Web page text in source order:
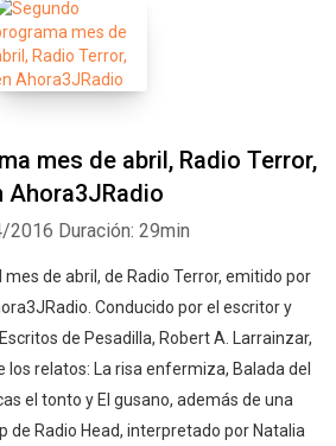
mes de abril, Radio Terror,
Ahora3JRadio
2016 Duración: 29min
de abril, de Radio Terror, emitido por
Conducido por el escritor y
de Pesadilla, Robert A. Larrainzar,
los relatos: La risa enfermiza, Balada del
el tonto y El gusano, además de una
de Radio Head, interpretado por Natalia